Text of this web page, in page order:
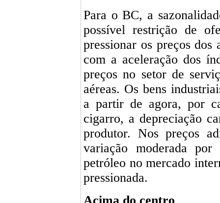
Para o BC, a
possível restrição de
pressionar os preços
com a aceleração dos
preços no setor de
aéreas. Os bens
a partir de agora, por
cigarro, a depreciação
produtor. Nos preços
variação moderada
petróleo no mercado
pressionada.